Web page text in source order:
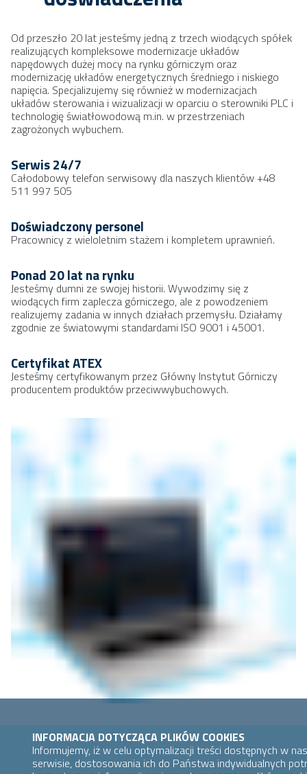
Od przeszło 20 lat jesteśmy jedną z trzech wiodących spółek
realizujących kompleksowe modernizacje układów
napędowych dużej mocy na rynku górniczym oraz
modernizację układów energetycznych średniego i niskiego
napięcia. Specjalizujemy się również w modernizacjach
układów sterowania i wizualizacji w oparciu o sterowniki PLC i
technologię światłowodową m.in. w przestrzeniach
zagrożonych wybuchem.
Serwis 24/7
Całodobowy telefon serwisowy dla naszych klientów +48
511 997 505
Doświadczony personel
Pracownicy z wieloletnim stażem i kompletem uprawnień.
Ponad 20 lat na rynku
Jesteśmy dumni ze swojej historii. Wywodzimy się z
wiodących firm zaplecza górniczego, ale z powodzeniem
realizujemy zadania w innych działach przemysłu. Działamy
zgodnie ze światowymi standardami ISO 9001 i 45001.
Certyfikat ATEX
Jesteśmy certyfikowanym przez Główny Instytut Górniczy
producentem produktów przeciwwybuchowych.
INFORMACJA DOTYCZĄCA PLIKÓW COOKIES
Informujemy, iż w celu optymalizacji treści dostępnych w
serwisie, dostosowania ich do Państwa indywidualnych